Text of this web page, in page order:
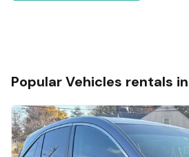
PopularVehicles rentals in